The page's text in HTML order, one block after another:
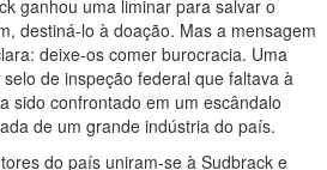
ganhou uma liminar para salvar o
destiná-lo à doação. Mas a mensagem
deixe-os comer burocracia. Uma
de inspeção federal que faltava à
sido confrontado em um escândalo
de um grande indústria do país.
do país uniram-se à Sudbrack e